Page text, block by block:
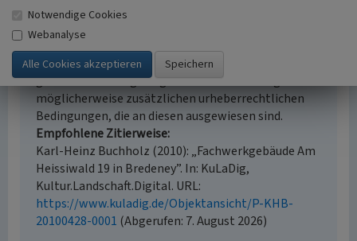
Empfohlene Zitierweise
Urheberrechtlicher Hinweis
Der hier präsentierte Inhalt ist urheberrechtlich
geschützt. Die angezeigten Medien unterliegen
möglicherweise zusätzlichen urheberrechtlichen
Bedingungen, die an diesen ausgewiesen sind.
Empfohlene Zitierweise
Karl-Heinz Buchholz (2010): „Fachwerkgebäude Am
Heissiwald 19 in Bredeney”. In: KuLaDig,
Kultur.Landschaft.Digital. URL:
https://www.kuladig.de/Objektansicht/P-KHB-
20100428-0001 (Abgerufen: 7. August 2026)
Notwendige Cookies
Webanalyse